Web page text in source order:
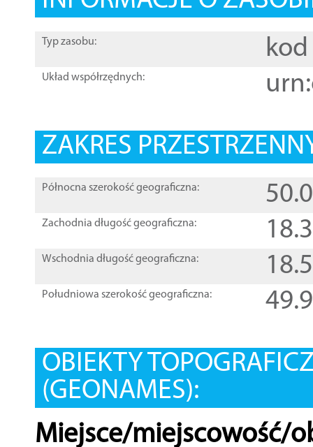
Typ zasobu: kod
Układ współrzędnych:
ZAKRES
Północna szerokość geograficzna:
Zachodnia długość geograficzna:
Wschodnia długość geograficzna:
Południowa szerokość geograficzna:
OBIEKTY
(GEONAMES):
Miejsce/miejscowość/